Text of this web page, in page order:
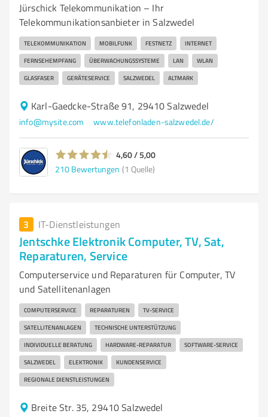
Jürschick Telekommunikation – Ihr
Telekommunikationsanbieter in Salzwedel
TELEKOMMUNIKATION MOBILFUNK FESTNETZ INTERNET
FERNSEHEMPFANG ÜBERWACHUNGSSYSTEME LAN WLAN
GLASFASER GERÄTESERVICE SALZWEDEL ALTMARK
Karl-Gaedcke-Straße 91, 29410 Salzwedel
info@mysite.com www.telefonladen-salzwedel.de/
4,60 / 5,00
210 Bewertungen (1 Quelle)
3 IT-Dienstleistungen
Jentschke Elektronik Computer, TV, Sat,
Reparaturen, Service
Computerservice und Reparaturen für Computer, TV
und Satellitenanlagen
COMPUTERSERVICE REPARATUREN TV-SERVICE
SATELLITENANLAGEN TECHNISCHE UNTERSTÜTZUNG
INDIVIDUELLE BERATUNG HARDWARE-REPARATUR SOFTWARE-SERVICE
SALZWEDEL ELEKTRONIK KUNDENSERVICE
REGIONALE DIENSTLEISTUNGEN
Breite Str. 35, 29410 Salzwedel